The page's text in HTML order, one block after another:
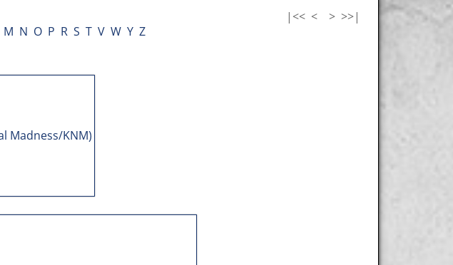
|<< < > >>|
M N O P R S T V W Y Z